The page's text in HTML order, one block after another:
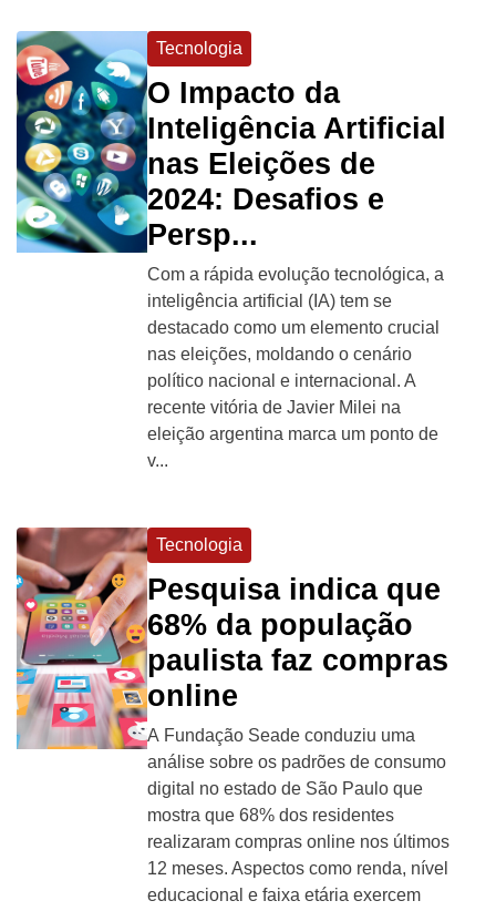
Tecnologia
O Impacto da
Inteligência Artificial
nas Eleições de
2024: Desafios e
Persp...
Com a rápida evolução tecnológica, a
inteligência artificial (IA) tem se
destacado como um elemento crucial
nas eleições, moldando o cenário
político nacional e internacional. A
recente vitória de Javier Milei na
eleição argentina marca um ponto de
v...
Tecnologia
Pesquisa indica que
68% da população
paulista faz compras
online
A Fundação Seade conduziu uma
análise sobre os padrões de consumo
digital no estado de São Paulo que
mostra que 68% dos residentes
realizaram compras online nos últimos
12 meses. Aspectos como renda, nível
educacional e faixa etária exercem